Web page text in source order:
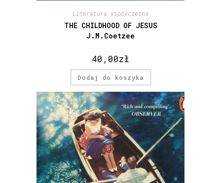
Literatura współczesna
THE CHILDHOOD OF JESUS
J.M.Coetzee
40,00zł
Dodaj do koszyka